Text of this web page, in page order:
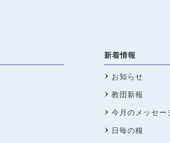
新着情報
お知らせ
教団新報
今月のメッセー
日毎の糧